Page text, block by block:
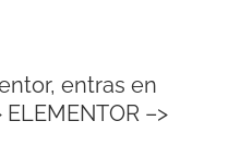
entras en
ELEMENTOR –>